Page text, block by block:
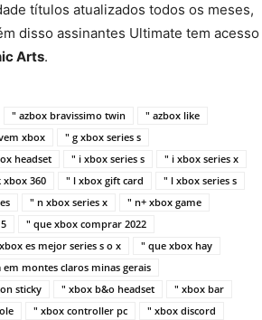
títulos atualizados todos os meses,
disso assinantes Ultimate tem acesso
Arts.
" azbox bravissimo twin
" azbox like
xbox
" g xbox series s
headset " i xbox series s
" i xbox series x
xbox 360 " l xbox gift card
" l xbox series s
" n xbox series x
" n+ xbox game
" que xbox comprar 2022
es mejor series s o x
" que xbox hay
montes claros minas gerais
sticky " xbox b&o headset
" xbox bar
" xbox controller pc
" xbox discord